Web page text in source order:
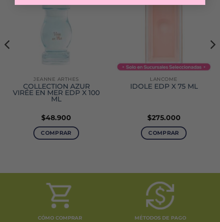
JEANNE ARTHES
COLLECTION AZUR
VIRÉE EN MER EDP X 100
ML
$48.900
COMPRAR
LANCOME
IDOLE EDP X 75 ML
$275.000
COMPRAR
CÓMO COMPRAR MÉTODOS DE PAGO